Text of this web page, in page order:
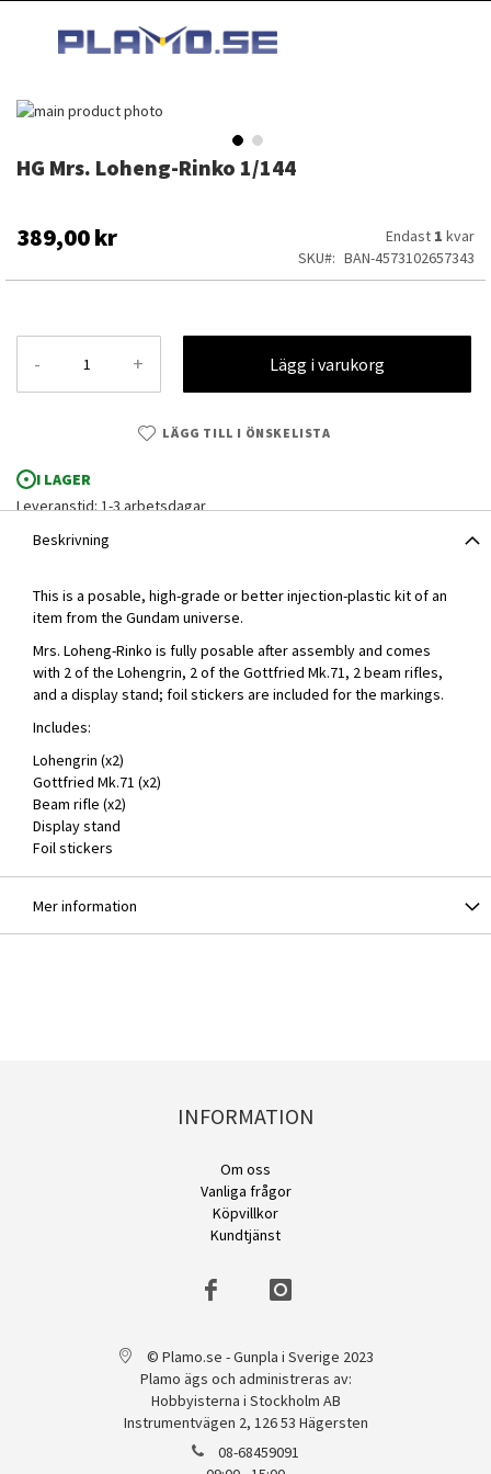
INNEHÅLLET
HG Mrs. Loheng-Rinko 1/144
389,00 kr Endast 1 kvar
SKU
BAN-4573102657343
- + Lägg i varukorg
LÄGG TILL I ÖNSKELISTA
I LAGER
Leveranstid: 1-3 arbetsdagar
Hoppa
av
Hoppa
av
bildgalleriet
Beskrivning
This is a posable, high-grade or better injection-plastic kit of an
item from the Gundam universe.
Mrs. Loheng-Rinko is fully posable after assembly and comes
with 2 of the Lohengrin, 2 of the Gottfried Mk.71, 2 beam rifles,
and a display stand; foil stickers are included for the markings.
Includes:
Lohengrin (x2)
Gottfried Mk.71 (x2)
Beam rifle (x2)
Display stand
Foil stickers
Mer information
INFORMATION
Om oss
Vanliga frågor
Köpvillkor
Kundtjänst
© Plamo.se - Gunpla i Sverige 2023
Plamo ägs och administreras av:
Hobbyisterna i Stockholm AB
Instrumentvägen 2, 126 53 Hägersten
08-68459091